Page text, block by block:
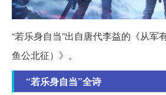
“若乐身自当”出自唐代李益的《从军
鱼公北征）》。
“若乐身自当”全诗